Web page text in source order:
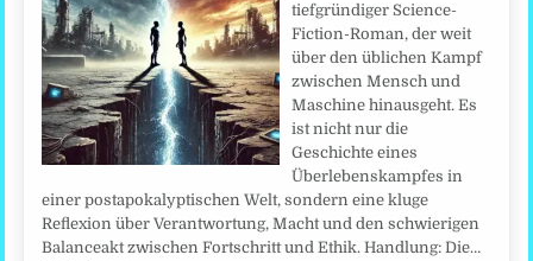
tiefgründiger Science-
Fiction-Roman, der weit
über den üblichen Kampf
zwischen Mensch und
Maschine hinausgeht. Es
ist nicht nur die
Geschichte eines
Überlebenskampfes in
einer postapokalyptischen Welt, sondern eine kluge
Reflexion über Verantwortung, Macht und den schwierigen
Balanceakt zwischen Fortschritt und Ethik. Handlung: Die…